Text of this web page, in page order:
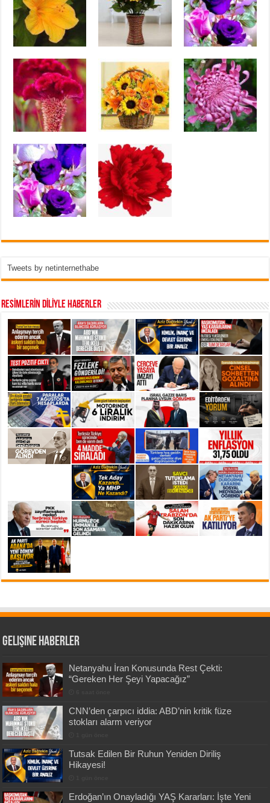
Tweets by netinternethabe
RESİMLERİN DİLİYLE HABERLER
Gelişine Haberler
Netanyahu İran Konusunda Rest Çekti:
“Gereken Her Şeyi Yapacağız”
CNN’den çarpıcı iddia: ABD’nin kritik füze
stokları alarm veriyor
Tutsak Edilen Bir Ruhun Yeniden Diriliş
Hikayesi!
Erdoğan’ın Onayladığı YAŞ Kararları: İşte Yeni